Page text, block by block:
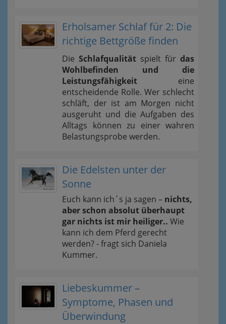
Erholsamer Schlaf für 2: Die
richtige Bettgröße finden
Die Schlafqualität spielt für das
Wohlbefinden und die
Leistungsfähigkeit eine
entscheidende Rolle. Wer schlecht
schläft, der ist am Morgen nicht
ausgeruht und die Aufgaben des
Alltags können zu einer wahren
Belastungsprobe werden.
Die Edelsten unter der
Sonne
Euch kann ich´s ja sagen – nichts,
aber schon absolut überhaupt
gar nichts ist mir heiliger.. Wie
kann ich dem Pferd gerecht
werden? - fragt sich Daniela
Kummer.
Liebeskummer –
Symptome, Phasen und
Überwindung